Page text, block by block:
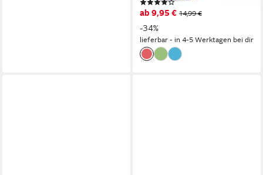
(3)
ab 9,95 € 14,99 €
-34%
lieferbar - in 4-5 Werktagen bei dir